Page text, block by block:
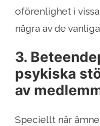
oförenlighet i
några av de
3.
psykiska
av
Speciellt när